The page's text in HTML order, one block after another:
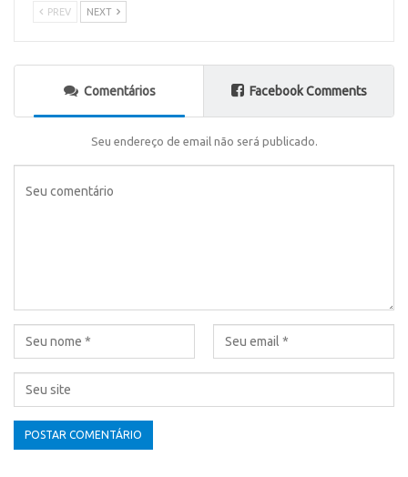
PREV NEXT
Comentários Facebook Comments
Seu endereço de email não será publicado.